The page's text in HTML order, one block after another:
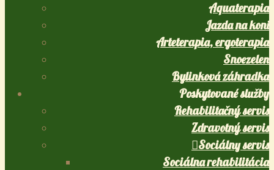
Aquaterapia
Jazda na koni
Arteterapia, ergoterapia
Snoezelen
Bylinková záhradka
Poskytované služby
Rehabilitačný servis
Zdravotný servis
Sociálny servis
Sociálna rehabilitácia